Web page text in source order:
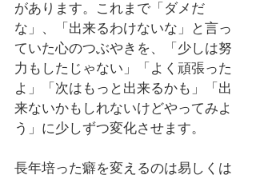
があります。これまで「ダメだ
な」、「出来るわけないな」と言っ
ていた心のつぶやきを、「少しは努
力もしたじゃない」「よく頑張った
よ」「次はもっと出来るかも」「出
来ないかもしれないけどやってみよ
う」に少しずつ変化させます。
長年培った癖を変えるのは易しくは